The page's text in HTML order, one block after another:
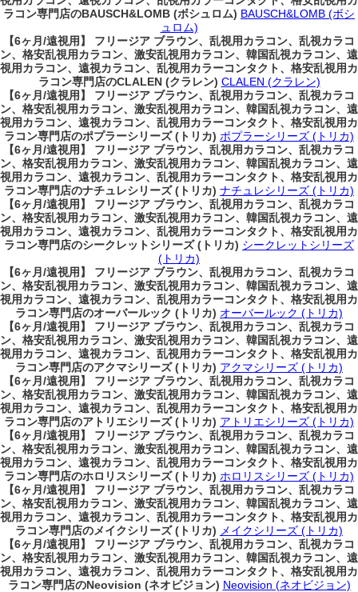
ラコン専門店のBAUSCH&LOMB (ボシュロム) BAUSCH&LOMB (ボシ
ュロム)
【6ヶ月/遠視用】 フリージア ブラウン、乱視用カラコン、乱視カラコ
ン、格安乱視用カラコン、激安乱視用カラコン、韓国乱視カラコン、遠
視用カラコン、遠視カラコン、乱視用カラーコンタクト、格安乱視用カ
ラコン専門店のCLALEN (クラレン) CLALEN (クラレン)
【6ヶ月/遠視用】 フリージア ブラウン、乱視用カラコン、乱視カラコ
ン、格安乱視用カラコン、激安乱視用カラコン、韓国乱視カラコン、遠
視用カラコン、遠視カラコン、乱視用カラーコンタクト、格安乱視用カ
ラコン専門店のポプラーシリーズ (トリカ) ポプラーシリーズ (トリカ)
【6ヶ月/遠視用】 フリージア ブラウン、乱視用カラコン、乱視カラコ
ン、格安乱視用カラコン、激安乱視用カラコン、韓国乱視カラコン、遠
視用カラコン、遠視カラコン、乱視用カラーコンタクト、格安乱視用カ
ラコン専門店のナチュレシリーズ (トリカ) ナチュレシリーズ (トリカ)
【6ヶ月/遠視用】 フリージア ブラウン、乱視用カラコン、乱視カラコ
ン、格安乱視用カラコン、激安乱視用カラコン、韓国乱視カラコン、遠
視用カラコン、遠視カラコン、乱視用カラーコンタクト、格安乱視用カ
ラコン専門店のシークレットシリーズ (トリカ) シークレットシリーズ
(トリカ)
【6ヶ月/遠視用】 フリージア ブラウン、乱視用カラコン、乱視カラコ
ン、格安乱視用カラコン、激安乱視用カラコン、韓国乱視カラコン、遠
視用カラコン、遠視カラコン、乱視用カラーコンタクト、格安乱視用カ
ラコン専門店のオーバールック (トリカ) オーバールック (トリカ)
【6ヶ月/遠視用】 フリージア ブラウン、乱視用カラコン、乱視カラコ
ン、格安乱視用カラコン、激安乱視用カラコン、韓国乱視カラコン、遠
視用カラコン、遠視カラコン、乱視用カラーコンタクト、格安乱視用カ
ラコン専門店のアクマシリーズ (トリカ) アクマシリーズ (トリカ)
【6ヶ月/遠視用】 フリージア ブラウン、乱視用カラコン、乱視カラコ
ン、格安乱視用カラコン、激安乱視用カラコン、韓国乱視カラコン、遠
視用カラコン、遠視カラコン、乱視用カラーコンタクト、格安乱視用カ
ラコン専門店のアトリエシリーズ (トリカ) アトリエシリーズ (トリカ)
【6ヶ月/遠視用】 フリージア ブラウン、乱視用カラコン、乱視カラコ
ン、格安乱視用カラコン、激安乱視用カラコン、韓国乱視カラコン、遠
視用カラコン、遠視カラコン、乱視用カラーコンタクト、格安乱視用カ
ラコン専門店のホロリスシリーズ (トリカ) ホロリスシリーズ (トリカ)
【6ヶ月/遠視用】 フリージア ブラウン、乱視用カラコン、乱視カラコ
ン、格安乱視用カラコン、激安乱視用カラコン、韓国乱視カラコン、遠
視用カラコン、遠視カラコン、乱視用カラーコンタクト、格安乱視用カ
ラコン専門店のメイクシリーズ (トリカ) メイクシリーズ (トリカ)
【6ヶ月/遠視用】 フリージア ブラウン、乱視用カラコン、乱視カラコ
ン、格安乱視用カラコン、激安乱視用カラコン、韓国乱視カラコン、遠
視用カラコン、遠視カラコン、乱視用カラーコンタクト、格安乱視用カ
ラコン専門店のNeovision (ネオビジョン) Neovision (ネオビジョン)